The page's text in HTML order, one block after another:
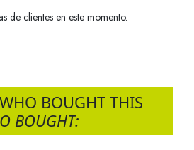
de clientes en este momento.
BOUGHT THIS
BOUGHT: